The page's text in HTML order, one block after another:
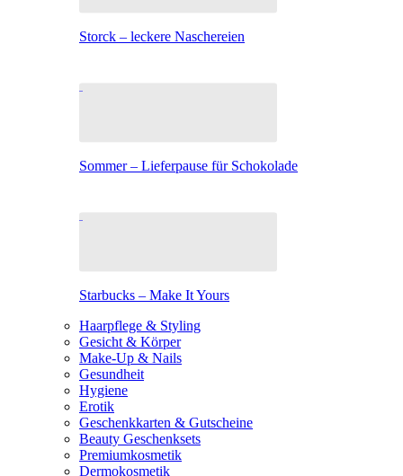
Storck – leckere Naschereien
Sommer – Lieferpause für Schokolade
Starbucks – Make It Yours
Haarpflege & Styling
Gesicht & Körper
Make-Up & Nails
Gesundheit
Hygiene
Erotik
Geschenkkarten & Gutscheine
Beauty Geschenksets
Premiumkosmetik
Dermokosmetik